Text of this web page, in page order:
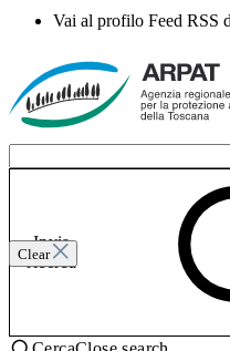
Vai al profilo Feed RSS
Clear
Invia
ricerca